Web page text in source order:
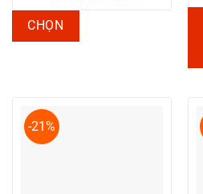
CHỌN
-21%